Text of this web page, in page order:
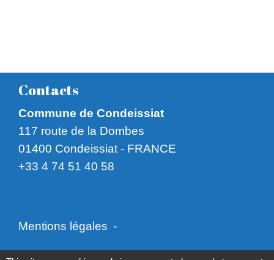
Contacts
Commune de Condeissiat
117 route de la Dombes
01400 Condeissiat - FRANCE
+33 4 74 51 40 58
Mentions légales -
Politique de confidentialité - Accessibilité -